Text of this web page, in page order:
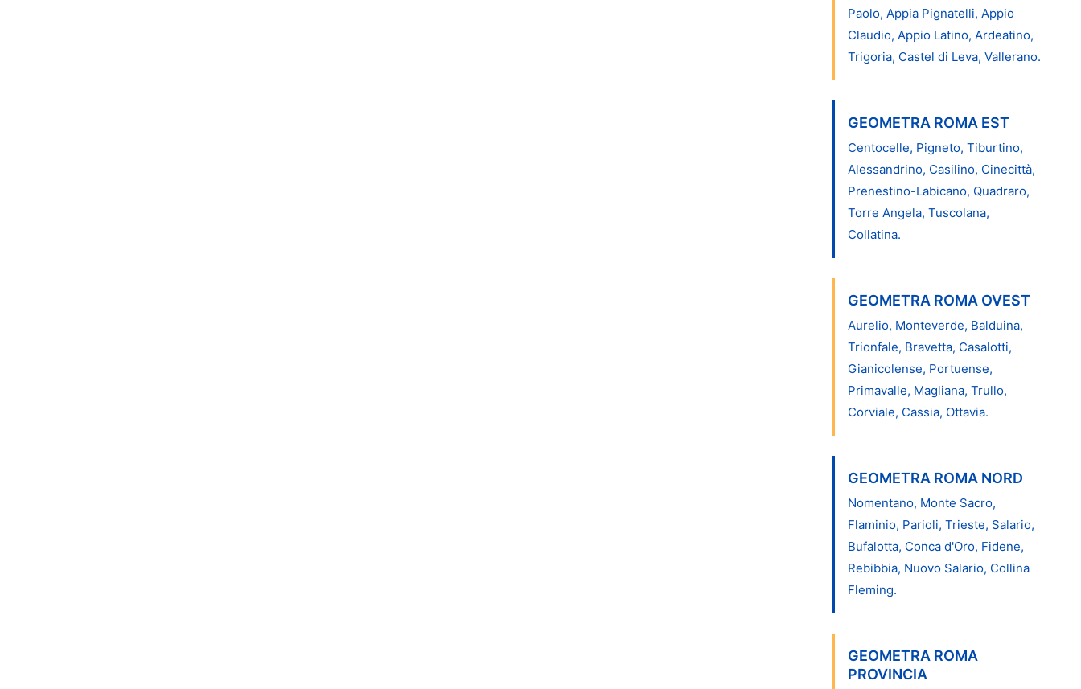
Paolo, Appia Pignatelli, Appio
Claudio, Appio Latino, Ardeatino,
Trigoria, Castel di Leva, Vallerano.
GEOMETRA ROMA EST
Centocelle, Pigneto, Tiburtino,
Alessandrino, Casilino, Cinecittà,
Prenestino-Labicano, Quadraro,
Torre Angela, Tuscolana,
Collatina.
GEOMETRA ROMA OVEST
Aurelio, Monteverde, Balduina,
Trionfale, Bravetta, Casalotti,
Gianicolense, Portuense,
Primavalle, Magliana, Trullo,
Corviale, Cassia, Ottavia.
GEOMETRA ROMA NORD
Nomentano, Monte Sacro,
Flaminio, Parioli, Trieste, Salario,
Bufalotta, Conca d'Oro, Fidene,
Rebibbia, Nuovo Salario, Collina
Fleming.
GEOMETRA ROMA
PROVINCIA